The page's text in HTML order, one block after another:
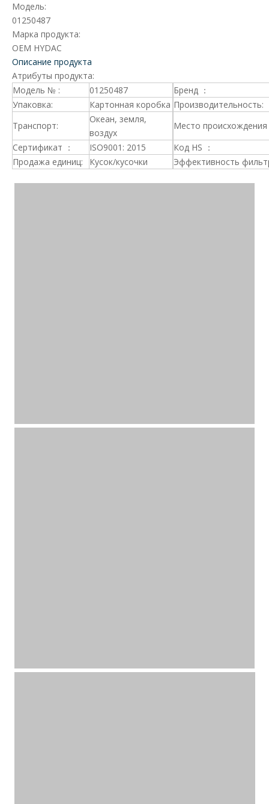
Модель:
01250487
Марка продукта:
OEM HYDAC
Описание продукта
Атрибуты продукта:
Модель № :
01250487
Бренд ：
Упаковка:
Картонная коробка Производительность:
Транспорт:
Океан, земля,
воздух
Место происхождения
Сертификат ：
ISO9001: 2015
Код HS ：
Продажа единиц:
Кусок/кусочки Эффективность